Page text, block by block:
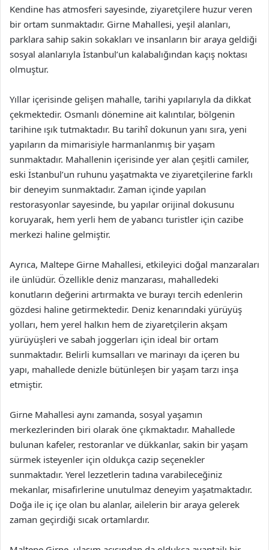
Kendine has atmosferi sayesinde, ziyaretçilere huzur veren
bir ortam sunmaktadır. Girne Mahallesi, yeşil alanları,
parklara sahip sakin sokakları ve insanların bir araya geldiği
sosyal alanlarıyla İstanbul’un kalabalığından kaçış noktası
olmuştur.
Yıllar içerisinde gelişen mahalle, tarihi yapılarıyla da dikkat
çekmektedir. Osmanlı dönemine ait kalıntılar, bölgenin
tarihine ışık tutmaktadır. Bu tarihî dokunun yanı sıra, yeni
yapıların da mimarisiyle harmanlanmış bir yaşam
sunmaktadır. Mahallenin içerisinde yer alan çeşitli camiler,
eski İstanbul’un ruhunu yaşatmakta ve ziyaretçilerine farklı
bir deneyim sunmaktadır. Zaman içinde yapılan
restorasyonlar sayesinde, bu yapılar orijinal dokusunu
koruyarak, hem yerli hem de yabancı turistler için cazibe
merkezi haline gelmiştir.
Ayrıca, Maltepe Girne Mahallesi, etkileyici doğal manzaraları
ile ünlüdür. Özellikle deniz manzarası, mahalledeki
konutların değerini artırmakta ve burayı tercih edenlerin
gözdesi haline getirmektedir. Deniz kenarındaki yürüyüş
yolları, hem yerel halkın hem de ziyaretçilerin akşam
yürüyüşleri ve sabah joggerları için ideal bir ortam
sunmaktadır. Belirli kumsalları ve marinayı da içeren bu
yapı, mahallede denizle bütünleşen bir yaşam tarzı inşa
etmiştir.
Girne Mahallesi aynı zamanda, sosyal yaşamın
merkezlerinden biri olarak öne çıkmaktadır. Mahallede
bulunan kafeler, restoranlar ve dükkanlar, sakin bir yaşam
sürmek isteyenler için oldukça cazip seçenekler
sunmaktadır. Yerel lezzetlerin tadına varabileceğiniz
mekanlar, misafirlerine unutulmaz deneyim yaşatmaktadır.
Doğa ile iç içe olan bu alanlar, ailelerin bir araya gelerek
zaman geçirdiği sıcak ortamlardır.